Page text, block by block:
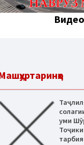
уми